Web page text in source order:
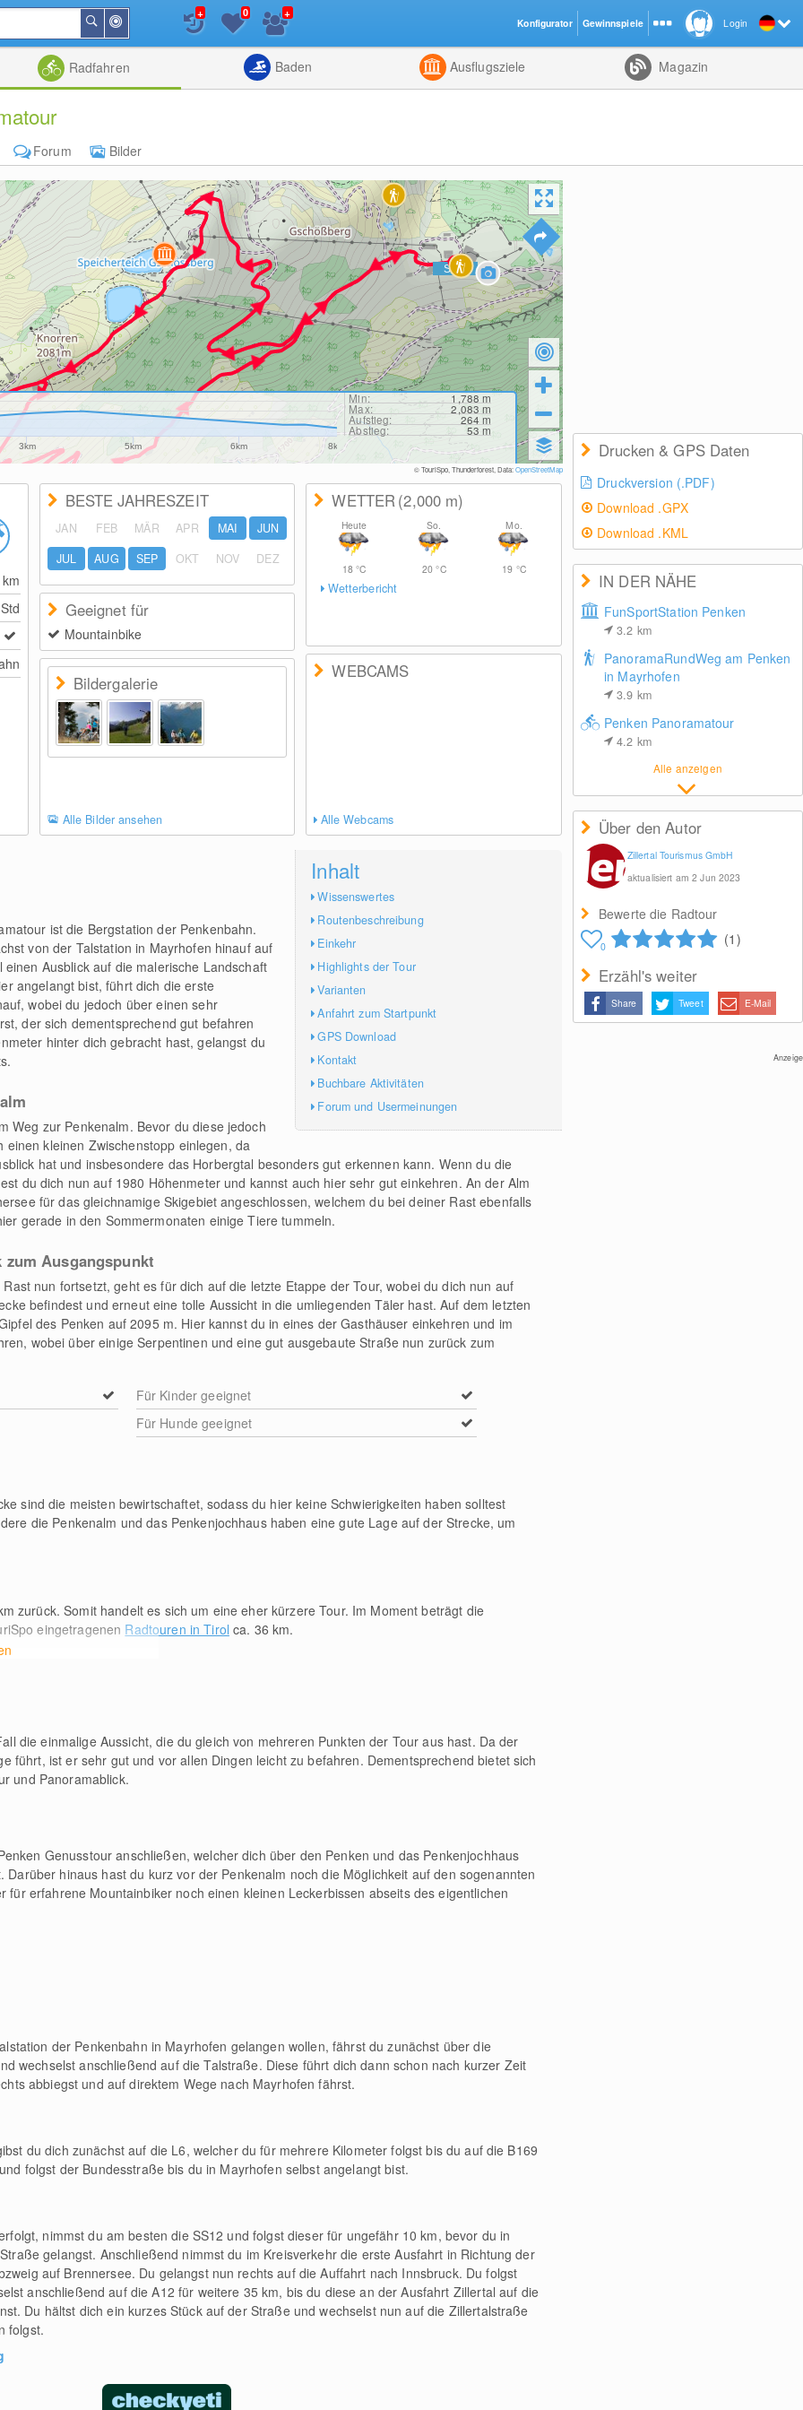
der
Nähe
Suchen
Listenansicht
Kombiniert
+ 0 +
Radfahren Baden Ausflugsziele Magazin
Forum Bilder
3km 5km 6km 8km
Min: 1,788m
Max: 2,083m
Aufstieg: 264m
Abstieg: 53m
© TouriSpo, Thunderforest, Data:OpenStreetMap
Drucken & GPS Daten
Druckversion (.PDF)
Download .GPX
Download .KML
IN DER NÄHE
FunSportStation Penken
3.2 km
PanoramaRundWeg am Penken
in Mayrhofen
3.9 km
Penken Panoramatour
4.2 km
Alle anzeigen
Über den Autor
Zillertal Tourismus GmbH
aktualisiert am 2 Jun 2023
Bewerte die Radtour
0 (1)
Erzähl's weiter
Share Tweet E-Mail
Anzeige
km
BESTE JAHRESZEIT
JAN FEB MÄR APR MAI
JUN
JUL
AUG SEP OKT NOV DEZ
Geeignet für
Mountainbike
Bildergalerie
Alle Bilder ansehen
WETTER(2,000 m)
Heute
18°C
So.
20°C
Mo.
19 °C
Wetterbericht
WEBCAMS
Alle Webcams
Inhalt
Wissenswertes
Routenbeschreibung
Einkehr
Highlights der Tour
Varianten
Anfahrt zum Startpunkt
GPS Download
Kontakt
Buchbare Aktivitäten
Forum und Usermeinungen
ist die Bergstation der Penkenbahn.
von der Talstation in Mayrhofen hinauf auf
Ausblick auf die malerische Landschaft
angelangt bist, führt dich die erste
wobei du jedoch über einen sehr
der sich dementsprechend gut befahren
hinter dich gebracht hast, gelangst du
Weg zur Penkenalm. Bevor du diese jedoch
kleinen Zwischenstopp einlegen, da
hat und insbesondere das Horbergtal besonders gut erkennen kann. Wenn du die
du dich nun auf 1980 Höhenmeter und kannst auch hier sehr gut einkehren. An der Alm
für das gleichnamige Skigebiet angeschlossen, welchem du bei deiner Rast ebenfalls
gerade in den Sommermonaten einige Tiere tummeln.
zum Ausgangspunkt
nun fortsetzt, geht es für dich auf die letzte Etappe der Tour, wobei du dich nun auf
befindest und erneut eine tolle Aussicht in die umliegenden Täler hast. Auf dem letzten
des Penken auf 2095 m. Hier kannst du in eines der Gasthäuser einkehren und im
wobei über einige Serpentinen und eine gut ausgebaute Straße nun zurück zum
Für Kinder geeignet
Für Hunde geeignet
sind die meisten bewirtschaftet, sodass du hier keine Schwierigkeiten haben solltest
die Penkenalm und das Penkenjochhaus haben eine gute Lage auf der Strecke, um
zurück. Somit handelt es sich um eine eher kürzere Tour. Im Moment beträgt die
eingetragenen Radtouren in Tirol ca. 36km.
die einmalige Aussicht, die du gleich von mehreren Punkten der Tour aus hast. Da der
führt, ist er sehr gut und vor allen Dingen leicht zu befahren. Dementsprechend bietet sich
und Panoramablick.
Genusstour anschließen, welcher dich über den Penken und das Penkenjochhaus
hinaus hast du kurz vor der Penkenalm noch die Möglichkeit auf den sogenannten
für erfahrene Mountainbiker noch einen kleinen Leckerbissen abseits des eigentlichen
der Penkenbahn in Mayrhofen gelangen wollen, fährst du zunächst über die
wechselst anschließend auf die Talstraße. Diese führt dich dann schon nach kurzer Zeit
abbiegst und auf direktem Wege nach Mayrhofen fährst.
du dich zunächst auf die L6, welcher du für mehrere Kilometer folgst bis du auf die B169
folgst der Bundesstraße bis du in Mayrhofen selbst angelangt bist.
nimmst du am besten die SS12 und folgst dieser für ungefähr 10 km, bevor du in
gelangst. Anschließend nimmst du im Kreisverkehr die erste Ausfahrt in Richtung der
auf Brennersee. Du gelangst nun rechts auf die Auffahrt nach Innsbruck. Du folgst
anschließend auf die A12 für weitere 35 km, bis du diese an der Ausfahrt Zillertal auf die
Du hältst dich ein kurzes Stück auf der Straße und wechselst nun auf die Zillertalstraße
folgst.
Login
Konfigurator Gewinnspiele